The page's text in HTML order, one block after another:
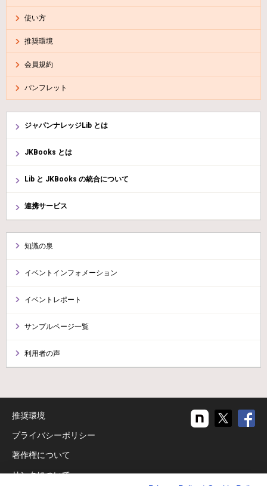
使い方
推奨環境
会員規約
パンフレット
ジャパンナレッジLib とは
JKBooks とは
Lib と JKBooks の統合について
連携サービス
知識の泉
イベントインフォメーション
イベントレポート
サンプルページ一覧
利用者の声
推奨環境
プライバシーポリシー
著作権について
リンクについて